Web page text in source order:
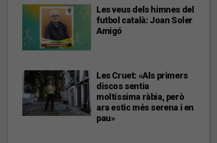
Les veus dels himnes del
futbol català: Joan Soler
Amigó
Les Cruet: «Als primers
discos sentia
moltíssima ràbia, però
ara estic més serena i en
pau»